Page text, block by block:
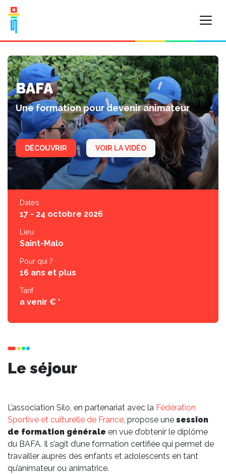
BAFA
Une formation pour devenir animateur
DÉCOUVRIR VOIR LA VIDÉO
Dates
17 - 24 octobre 2026
Lieu
Saint-Malo
Pour qui ?
16 ans et plus
Tarif
a venir € *
Le séjour
L’association Silo, en partenariat avec la Fédération
Sportive et culturelle de France, propose une session
de formation générale en vue d’obtenir le diplôme
du BAFA. Il s’agit d’une formation certifiée qui permet de
travailler auprès des enfants et adolescents en tant
qu’animateur ou animatrice.